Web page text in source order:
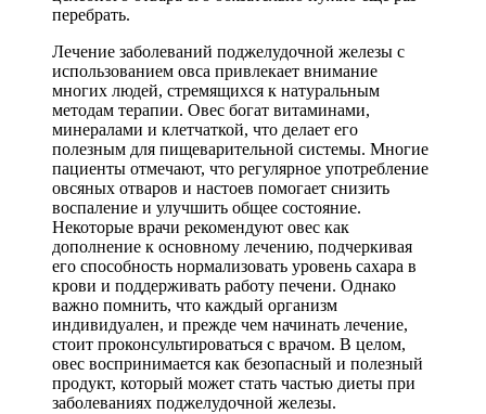
перебрать.
Лечение заболеваний поджелудочной железы с
использованием овса привлекает внимание
многих людей, стремящихся к натуральным
методам терапии. Овес богат витаминами,
минералами и клетчаткой, что делает его
полезным для пищеварительной системы. Многие
пациенты отмечают, что регулярное употребление
овсяных отваров и настоев помогает снизить
воспаление и улучшить общее состояние.
Некоторые врачи рекомендуют овес как
дополнение к основному лечению, подчеркивая
его способность нормализовать уровень сахара в
крови и поддерживать работу печени. Однако
важно помнить, что каждый организм
индивидуален, и прежде чем начинать лечение,
стоит проконсультироваться с врачом. В целом,
овес воспринимается как безопасный и полезный
продукт, который может стать частью диеты при
заболеваниях поджелудочной железы.